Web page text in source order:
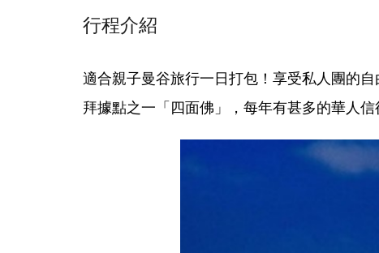
行程介紹
適合親子曼谷旅行一日打包！享受私人團的
拜據點之一「四面佛」，每年有甚多的華人